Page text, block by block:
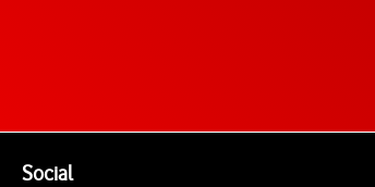
SocialEnlaces a las redes sociales de